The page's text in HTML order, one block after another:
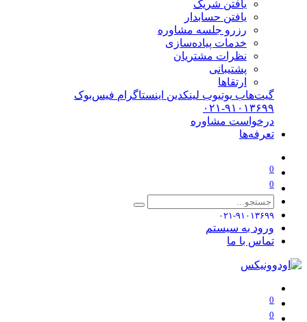
یافتن شریک
یافتن حسابدار
رزرو جلسه مشاوره
خدمات پیاده‌سازی
نظرات مشتریان
پشتیبانی
ارتقاها
گیت‌هاب یوتیوب لینکدین اینستاگرام فیس‌بوک
۰۲۱-۹۱۰۱۳۶۹۹
درخواست مشاوره
تعرفه‌ها
0
0
۰۲۱-۹۱۰۱۳۶۹۹
ورود به سیستم
تماس با ما
0
0